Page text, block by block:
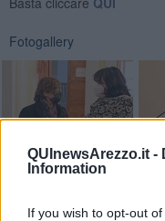
QUInewsArezzo.it -
Information
If you wish to opt-out
Fotogallery